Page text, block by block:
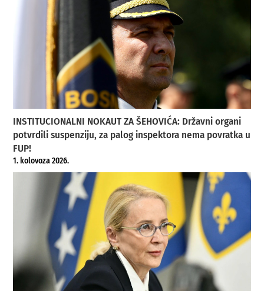
INSTITUCIONALNI NOKAUT ZA ŠEHOVIĆA: Državni organi
potvrdili suspenziju, za palog inspektora nema povratka u
FUP!
1. kolovoza 2026.